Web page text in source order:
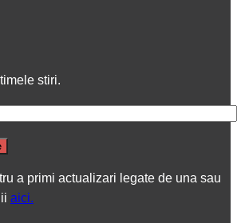
stiri.
a primi actualizari legate de una sau
aici.